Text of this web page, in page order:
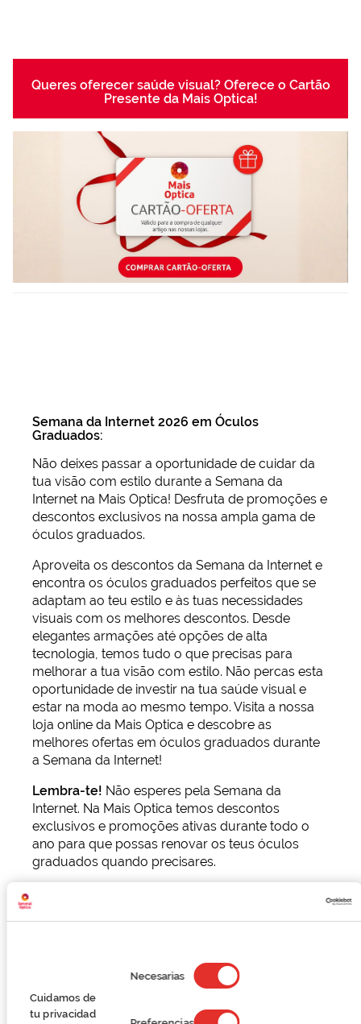
Cuidamos de
tu privacidad
de
consentimiento
Necesarias
Queres oferecer saúde visual? Oferece o Cartão
Presente da Mais Optica!
Semana da Internet 2026 em Óculos
Graduados:
Não deixes passar a oportunidade de cuidar da
tua visão com estilo durante a Semana da
Internet na Mais Optica! Desfruta de promoções e
descontos exclusivos na nossa ampla gama de
óculos graduados.
Aproveita os descontos da Semana da Internet e
encontra os óculos graduados perfeitos que se
adaptam ao teu estilo e às tuas necessidades
visuais com os melhores descontos. Desde
elegantes armações até opções de alta
tecnologia, temos tudo o que precisas para
melhorar a tua visão com estilo. Não percas esta
oportunidade de investir na tua saúde visual e
estar na moda ao mesmo tempo. Visita a nossa
loja online da Mais Optica e descobre as
melhores ofertas em óculos graduados durante
a Semana da Internet!
Lembra-te! Não esperes pela Semana da
Internet. Na Mais Optica temos descontos
exclusivos e promoções ativas durante todo o
ano para que possas renovar os teus óculos
graduados quando precisares.